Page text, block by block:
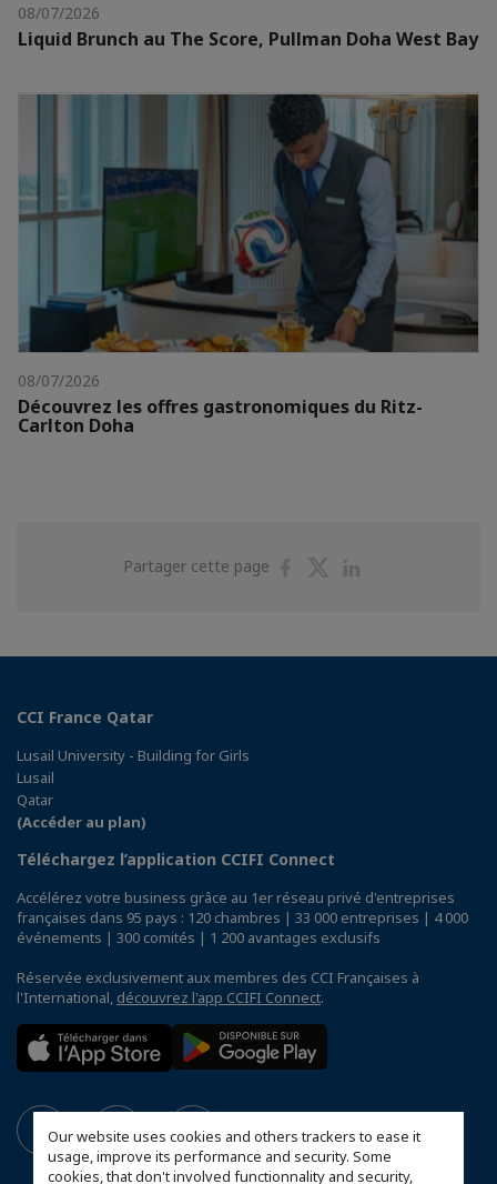
Our website uses cookies and others trackers to ease it
usage, improve its performance and security. Some
cookies, that don't involved functionnality and security,
08/07/2026
Liquid Brunch au The Score, Pullman Doha West Bay
08/07/2026
Découvrez les offres gastronomiques du Ritz-
Carlton Doha
Partager cette page
PartagerPartager
CCI France Qatar
Lusail University - Building for Girls
Lusail
Qatar
(Accéder au plan)
Téléchargez l’application CCIFI Connect
Accélérez votre business grâce au 1er réseau privé d'entreprises
françaises dans 95 pays : 120 chambres | 33 000 entreprises | 4 000
événements | 300 comités | 1 200 avantages exclusifs
Réservée exclusivement aux membres des CCI Françaises à
l'International, découvrez l'app CCIFI Connect.